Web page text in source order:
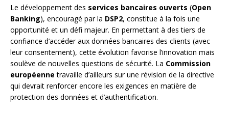
Le développement des services bancaires ouverts (Open
Banking), encouragé par la DSP2, constitue à la fois une
opportunité et un défi majeur. En permettant à des tiers de
confiance d’accéder aux données bancaires des clients (avec
leur consentement), cette évolution favorise l’innovation mais
soulève de nouvelles questions de sécurité. La Commission
européenne travaille d’ailleurs sur une révision de la directive
qui devrait renforcer encore les exigences en matière de
protection des données et d’authentification.